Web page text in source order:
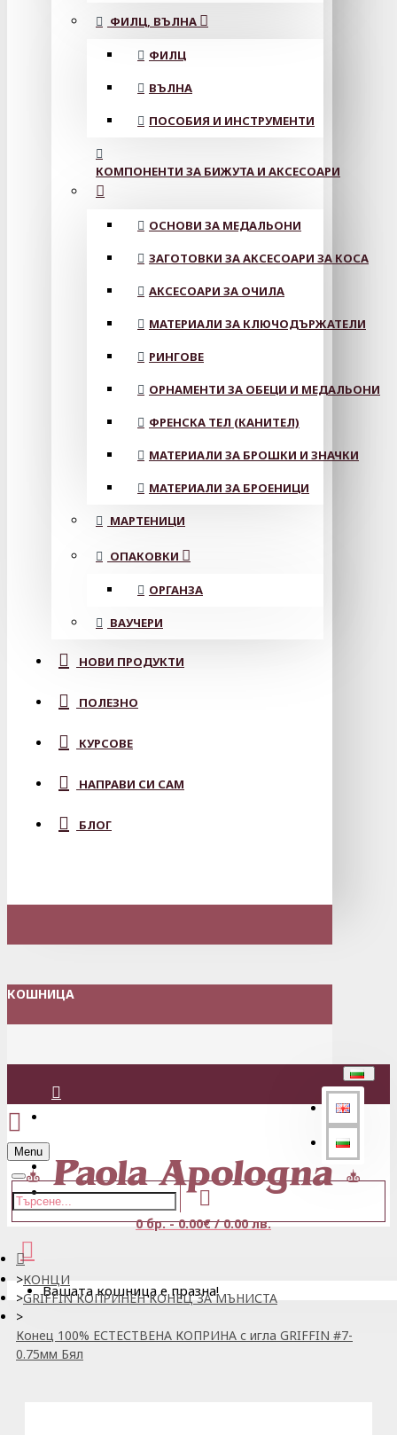
ФИЛЦ, ВЪЛНА
ФИЛЦ
ВЪЛНА
ПОСОБИЯ И ИНСТРУМЕНТИ
КОМПОНЕНТИ ЗА БИЖУТА И АКСЕСОАРИ
ОСНОВИ ЗА МЕДАЛЬОНИ
ЗАГОТОВКИ ЗА АКСЕСОАРИ ЗА КОСА
АКСЕСОАРИ ЗА ОЧИЛА
МАТЕРИАЛИ ЗА КЛЮЧОДЪРЖАТЕЛИ
РИНГОВЕ
ОРНАМЕНТИ ЗА ОБЕЦИ И МЕДАЛЬОНИ
ФРЕНСКА ТЕЛ (КАНИТЕЛ)
МАТЕРИАЛИ ЗА БРОШКИ И ЗНАЧКИ
МАТЕРИАЛИ ЗА БРОЕНИЦИ
МАРТЕНИЦИ
ОПАКОВКИ
ОРГАНЗА
ВАУЧЕРИ
НОВИ ПРОДУКТИ
ПОЛЕЗНО
КУРСОВЕ
НАПРАВИ СИ САМ
БЛОГ
КОШНИЦА
Регистрация
Menu
0 бр. - 0.00€ / 0.00 лв.
Вашата кошница е празна!
КОНЦИ
GRIFFIN КОПРИНЕН КОНЕЦ ЗА МЪНИСТА
Конец 100% ЕСТЕСТВЕНА КОПРИНА с игла GRIFFIN #7-
0.75мм Бял